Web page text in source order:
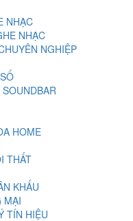
NHẠC
NHẠC
NGHIỆP
HOME
THẤT
KHẤU
MẠI
TÍN HIỆU